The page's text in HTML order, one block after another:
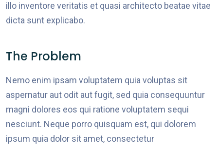
illo inventore veritatis et quasi architecto beatae vitae
dicta sunt explicabo.
The Problem
Nemo enim ipsam voluptatem quia voluptas sit
aspernatur aut odit aut fugit, sed quia consequuntur
magni dolores eos qui ratione voluptatem sequi
nesciunt. Neque porro quisquam est, qui dolorem
ipsum quia dolor sit amet, consectetur